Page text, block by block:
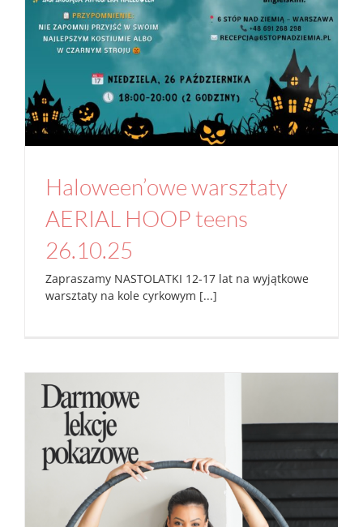
Haloween’owe warsztaty
AERIAL HOOP teens
26.10.25
Zapraszamy NASTOLATKI 12-17 lat na wyjątkowe
warsztaty na kole cyrkowym [...]